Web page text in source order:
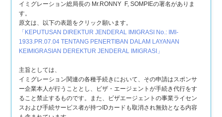
イミグレーション総局長の Mr.RONNY F, SOMPIEの署名がありま
す。
原文は、以下の表題をクリック願います。
「 KEPUTUSAN DIREKTUR JENDERAL IMIGRASI No.: IMI-
1933.PR.07.04 TENTANG PENERTIBAN DALAM LAYANAN
KEIMIGRASIAN DEREKTUR JENDERAL IMIGRASI 」
主旨としては、
イミグレーション関連の各種手続きにおいて、その申請はスポンサ
ー企業本人が行うこととし、ビザ・エージェントが手続き代行をす
ること禁止するものです。また、ビザエージェントの事業ライセン
スおよび手続サービス者が持つIDカードも取消され無効となる内容